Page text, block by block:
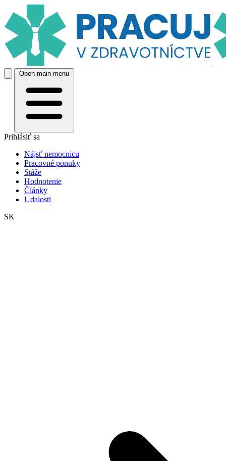
Open main menu
Prihlásiť sa
Nájsť nemocnicu
Pracovné ponuky
Stáže
Hodnotenie
Články
Udalosti
SK